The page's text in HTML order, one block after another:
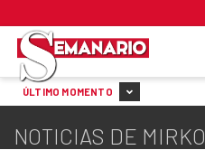
ÚLTIMO MOMENTO
NOTICIAS DE MIRKO